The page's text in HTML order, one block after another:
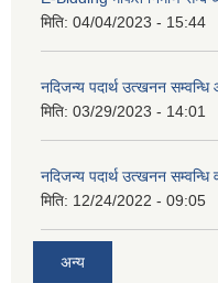
मिति: 04/04/2023 - 15:44
नदिजन्य पदार्थ उत्खनन
मिति: 03/29/2023 - 14:01
नदिजन्य पदार्थ उत्खनन
मिति: 12/24/2022 - 09:05
अन्य